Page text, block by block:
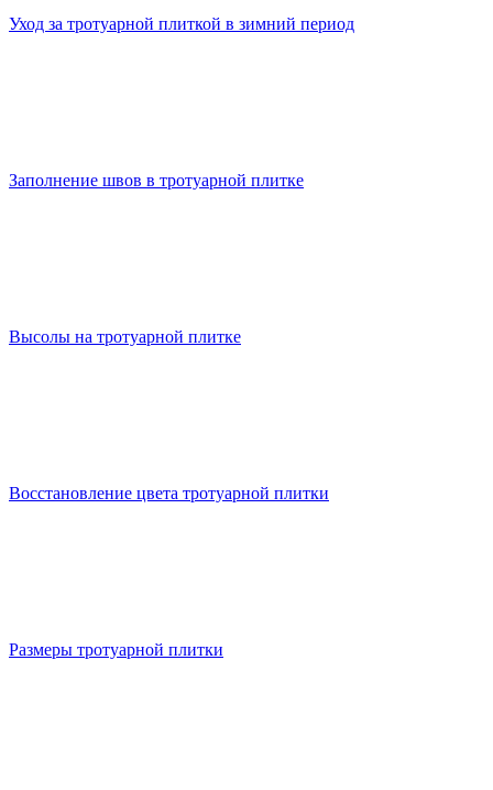
Уход за тротуарной плиткой в зимний период
Заполнение швов в тротуарной плитке
Высолы на тротуарной плитке
Восстановление цвета тротуарной плитки
Размеры тротуарной плитки